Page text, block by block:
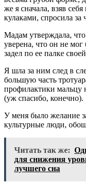
же я сначала, взяв
кулаками, спросила за
Мадам утверждала,
уверена, что он не
задел по ее палке
Я шла за ним след в
большую часть
профилактики мальцу
(уж спасибо, конечно).
У меня было желание
культурные люди,
Читать так же:
для снижения
лучшего сна